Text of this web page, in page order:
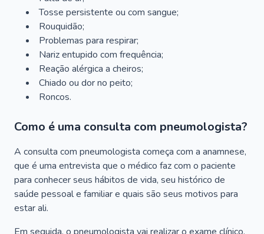
Tosse persistente ou com sangue;
Rouquidão;
Problemas para respirar;
Nariz entupido com frequência;
Reação alérgica a cheiros;
Chiado ou dor no peito;
Roncos.
Como é uma consulta com pneumologista?
A consulta com pneumologista começa com a anamnese,
que é uma entrevista que o médico faz com o paciente
para conhecer seus hábitos de vida, seu histórico de
saúde pessoal e familiar e quais são seus motivos para
estar ali.